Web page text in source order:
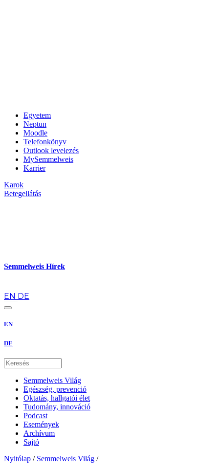
Egyetem
Neptun
Moodle
Telefonkönyv
Outlook levelezés
MySemmelweis
Karrier
Karok
Betegellátás
Semmelweis Hírek
EN DE
EN
DE
Semmelweis Világ
Egészség, prevenció
Oktatás, hallgatói élet
Tudomány, innováció
Podcast
Események
Archívum
Sajtó
Nyitólap / Semmelweis Világ /